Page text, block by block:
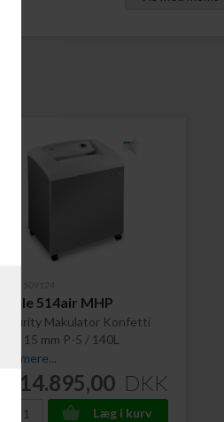
Varenr. 509124
Dahle 514air MHP
Security Makulator Konfetti
2,0 x 15 mm P-5 / 140L
Læs mere...
14.895,00 DKK